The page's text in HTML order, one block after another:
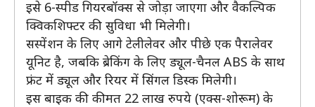
इसे 6-स्पीड गियरबॉक्स से जोड़ा जाएगा और वैकल्पिक
क्विकशिफ्टर की सुविधा भी मिलेगी।
सस्पेंशन के लिए आगे टेलीलेवर और पीछे एक पैरालेवर
यूनिट है, जबकि ब्रेकिंग के लिए ड्यूल-चैनल ABS के साथ
फ्रंट में ड्यूल और रियर में सिंगल डिस्क मिलेगी।
इस बाइक की कीमत 22 लाख रुपये (एक्स-शोरूम) के